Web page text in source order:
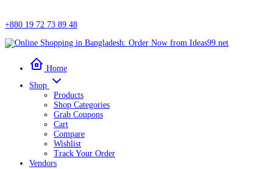
+880 19 72 73 89 48
Home
Shop
Products
Shop Categories
Grab Coupons
Cart
Compare
Wishlist
Track Your Order
Vendors